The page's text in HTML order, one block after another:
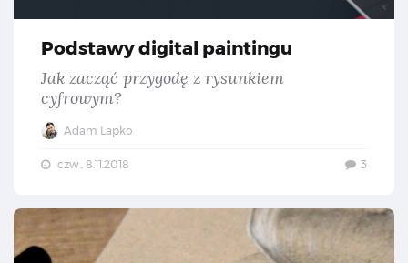
Podstawy digital paintingu
Jak zacząć przygodę z rysunkiem
cyfrowym?
Adam Lapko
czw., 8.11.2018 3